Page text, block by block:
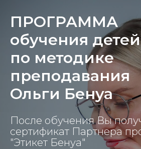
ПРОГРАММА
обучения
по методике
преподавания
Ольги Бенуа
После обучения Вы
сертификат Партнера
"Этикет Бенуа"